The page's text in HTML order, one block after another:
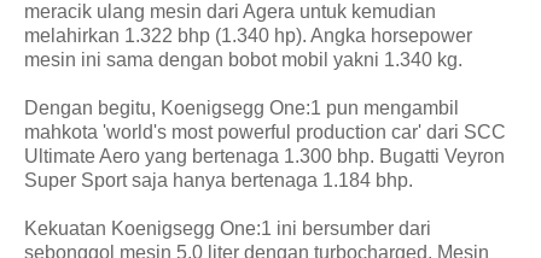
meracik ulang mesin dari Agera untuk kemudian
melahirkan 1.322 bhp (1.340 hp). Angka horsepower
mesin ini sama dengan bobot mobil yakni 1.340 kg.
Dengan begitu, Koenigsegg One:1 pun mengambil
mahkota 'world's most powerful production car' dari SCC
Ultimate Aero yang bertenaga 1.300 bhp. Bugatti Veyron
Super Sport saja hanya bertenaga 1.184 bhp.
Kekuatan Koenigsegg One:1 ini bersumber dari
sebonggol mesin 5.0 liter dengan turbocharged. Mesin